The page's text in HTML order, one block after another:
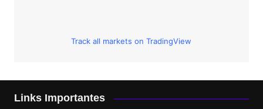
Track all markets on TradingView
Links Importantes